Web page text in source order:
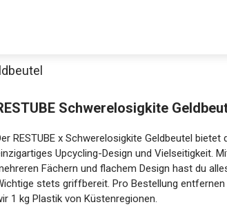
Schwerelosigkite
RESTUBE x Schwerelosigkite Geldbeutel bietet
Upcycling-Design und Vielseitigkeit. Mit
Fächern und flachem Design hast du alles
stets griffbereit. Pro Bestellung entfernen
Decathlon Sale
jetzt die meistverkauften Produkte im Sale bei